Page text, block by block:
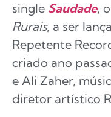
single Saudade,
Rurais, a ser
Repetente
criado ano
e Ali Zaher,
diretor artístico